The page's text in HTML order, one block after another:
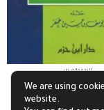
النحو والصرف
Add to basket
We are using
website.